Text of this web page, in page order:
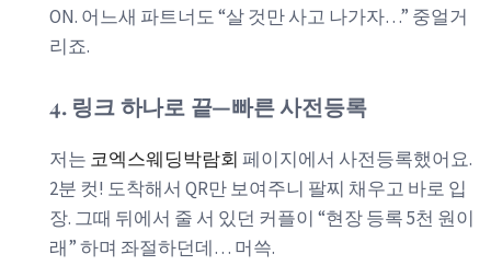
ON. 어느새 파트너도 “살 것만 사고 나가자…” 중얼거
리죠.
4. 링크 하나로 끝—빠른 사전등록
저는 코엑스웨딩박람회 페이지에서 사전등록했어요.
2분 컷! 도착해서 QR만 보여주니 팔찌 채우고 바로 입
장. 그때 뒤에서 줄 서 있던 커플이 “현장 등록 5천 원이
래” 하며 좌절하던데… 머쓱.